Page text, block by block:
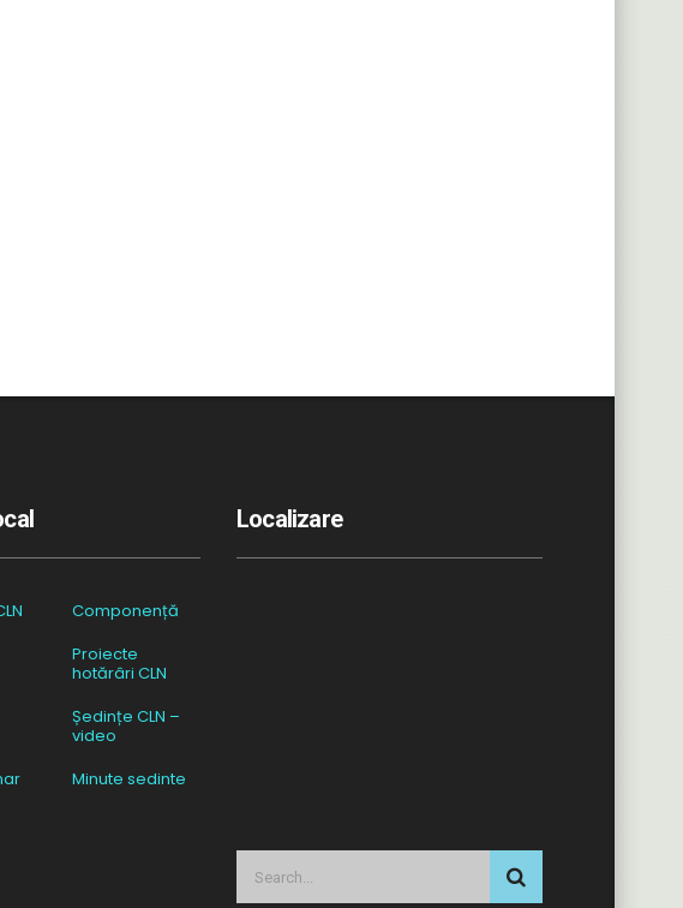
Componență
Proiecte
hotărâri CLN
Ședințe CLN –
video
Minute sedinte
Localizare